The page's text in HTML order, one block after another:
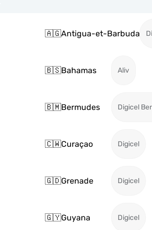
🇦🇬Antigua-et-Barbuda
🇧🇸Bahamas Aliv
🇧🇲Bermudes Digicel
🇨🇼Curaçao Digicel
🇬🇩Grenade Digicel
🇬🇾Guyana Digicel